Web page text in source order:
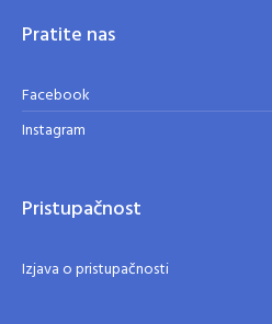
Pratite nas
Facebook
Instagram
Pristupačnost
Izjava o pristupačnosti